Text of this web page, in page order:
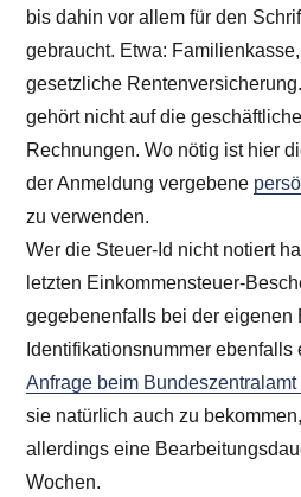
bis dahin vor allem für den
gebraucht. Etwa:
gesetzliche
gehört nicht auf die
Rechnungen. Wo nötig ist hier
der Anmeldung vergebene
zu verwenden.
Wer die Steuer-Id nicht notiert
letzten Einkommensteuer-
gegebenenfalls bei der eigenen
Identifikationsnummer ebenfalls
Anfrage beim Bundeszentralamt
sie natürlich auch zu
allerdings eine
Wochen.